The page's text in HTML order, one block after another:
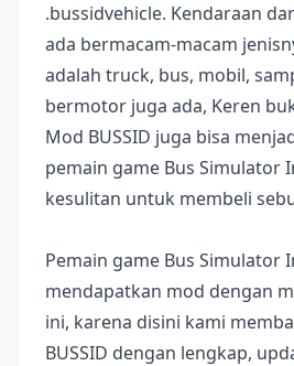
.bussidvehicle. Kendaraan
ada bermacam-macam
adalah truck, bus, mobil,
bermotor juga ada, Keren
Mod BUSSID juga bisa
pemain game Bus Simulator
kesulitan untuk membeli
Pemain game Bus Simulator
mendapatkan mod dengan
ini, karena disini kami
BUSSID dengan lengkap,